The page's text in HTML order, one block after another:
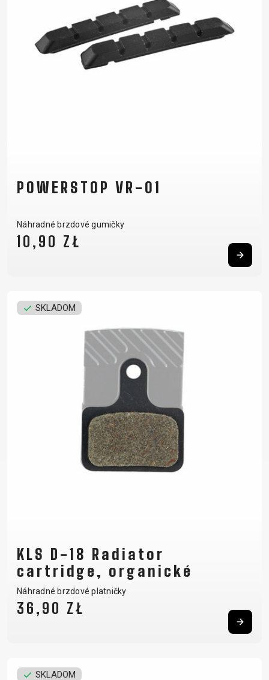
POWERSTOP VR-01
Náhradné brzdové gumičky
10,90 ZŁ
SKLADOM
KLS D-18 Radiator
cartridge, organické
Náhradné brzdové platničky
36,90 ZŁ
SKLADOM